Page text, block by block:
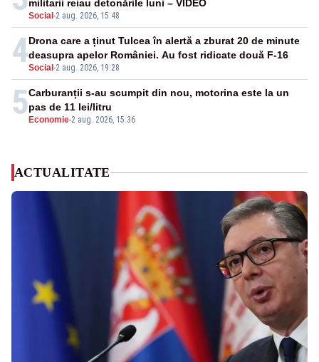
Social -2 aug. 2026, 15:48
militarii reiau detonările luni – VIDEO
4Social -2 aug. 2026, 19:28
Drona care a ținut Tulcea în alertă a zburat 20 de minute
deasupra apelor României. Au fost ridicate două F-16
5 Economie-2 aug. 2026, 15:36
Carburanții s-au scumpit din nou, motorina este la un
pas de 11 lei/litru
ACTUALITATE